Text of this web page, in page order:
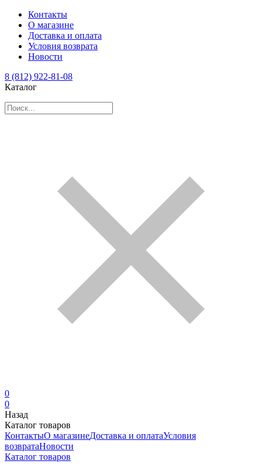
Контакты
О магазине
Доставка и оплата
Условия возврата
Новости
8 (812) 922-81-08
Каталог
0
0
Назад
Каталог товаров
КонтактыО магазинеДоставка и оплатаУсловия
возвратаНовости
Каталог товаров